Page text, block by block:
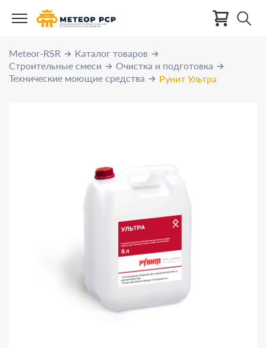
Meteor-RSR
Каталог товаров
Строительные смеси
Очистка и подготовка
Технические моющие средства
Рунит Ультра